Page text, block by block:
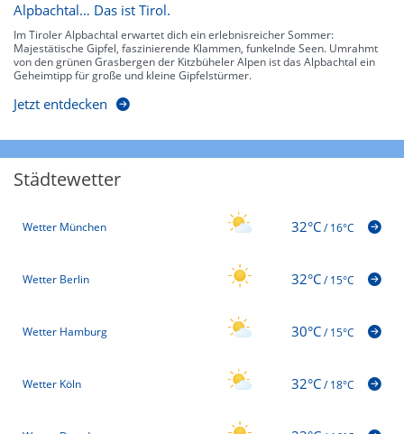
Alpbachtal… Das ist Tirol.
Im Tiroler Alpbachtal erwartet dich ein erlebnisreicher Sommer:
Majestätische Gipfel, faszinierende Klammen, funkelnde Seen. Umrahmt
von den grünen Grasbergen der Kitzbüheler Alpen ist das Alpbachtal ein
Geheimtipp für große und kleine Gipfelstürmer.
Jetzt entdecken
Städtewetter
Wetter München 32°C/16°C
Wetter Berlin 32°C/15°C
Wetter Hamburg 30°C/15°C
Wetter Köln 32°C/18°C